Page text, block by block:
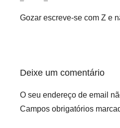
Gozar escreve-se com Z e
Deixe um comentário
O seu endereço de email
Campos obrigatórios